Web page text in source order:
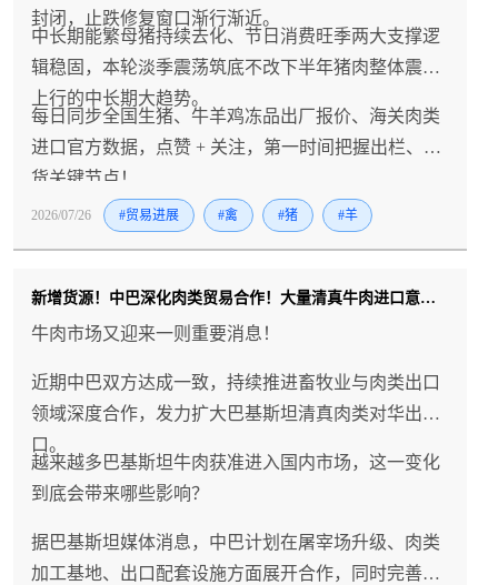
封闭，止跌修复窗口渐行渐近。
中长期能繁母猪持续去化、节日消费旺季两大支撑逻
辑稳固，本轮淡季震荡筑底不改下半年猪肉整体震荡
上行的中长期大趋势。
每日同步全国生猪、牛羊鸡冻品出厂报价、海关肉类
进口官方数据，点赞 + 关注，第一时间把握出栏、拿
货关键节点！
2026/07/26 #贸易进展 #禽 #猪 #羊
新增货源！中巴深化肉类贸易合作！大量清真牛肉进口意味着什么？
牛肉市场又迎来一则重要消息！
近期中巴双方达成一致，持续推进畜牧业与肉类出口
领域深度合作，发力扩大巴基斯坦清真肉类对华出
口。
越来越多巴基斯坦牛肉获准进入国内市场，这一变化
到底会带来哪些影响？
据巴基斯坦媒体消息，中巴计划在屠宰场升级、肉类
加工基地、出口配套设施方面展开合作，同时完善冷